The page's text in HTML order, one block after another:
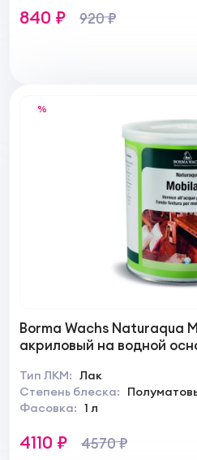
840 ₽ 920 ₽
%
Borma Wachs Naturaqua
акриловый на водной
Тип ЛКМ: Лак
Степень блеска:
Фасовка: 1 л
4110 ₽ 4570 ₽